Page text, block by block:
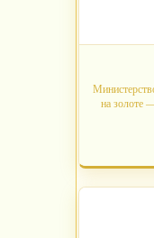
на золоте